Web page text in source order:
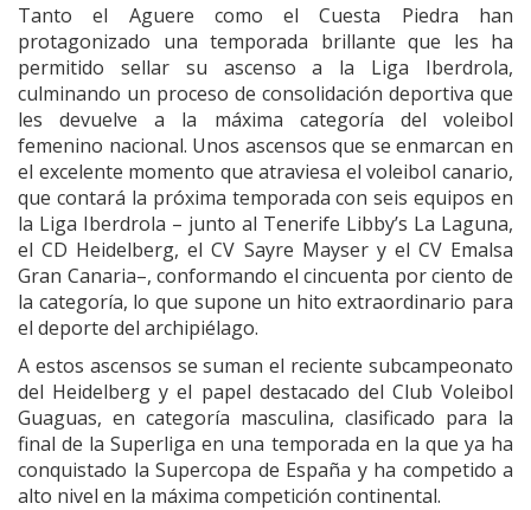
Tanto el Aguere como el Cuesta Piedra han
protagonizado una temporada brillante que les ha
permitido sellar su ascenso a la Liga Iberdrola,
culminando un proceso de consolidación deportiva que
les devuelve a la máxima categoría del voleibol
femenino nacional. Unos ascensos que se enmarcan en
el excelente momento que atraviesa el voleibol canario,
que contará la próxima temporada con seis equipos en
la Liga Iberdrola – junto al Tenerife Libby’s La Laguna,
el CD Heidelberg, el CV Sayre Mayser y el CV Emalsa
Gran Canaria–, conformando el cincuenta por ciento de
la categoría, lo que supone un hito extraordinario para
el deporte del archipiélago.
A estos ascensos se suman el reciente subcampeonato
del Heidelberg y el papel destacado del Club Voleibol
Guaguas, en categoría masculina, clasificado para la
final de la Superliga en una temporada en la que ya ha
conquistado la Supercopa de España y ha competido a
alto nivel en la máxima competición continental.